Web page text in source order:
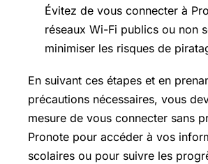
Évitez de vous connecter à
réseaux Wi-Fi publics ou non
minimiser les risques de
En suivant ces étapes et en
précautions nécessaires, vous
mesure de vous connecter sans
Pronote pour accéder à vos
scolaires ou pour suivre les